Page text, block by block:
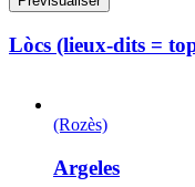
Lòcs (lieux-dits =
(Rozès)
Argeles